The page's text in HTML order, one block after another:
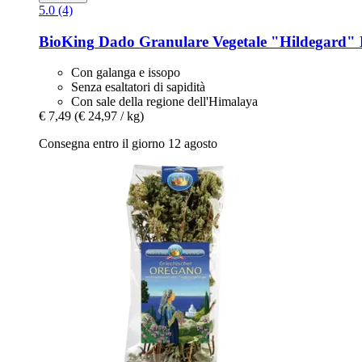
5.0 (4)
BioKing Dado Granulare Vegetale "Hildegard"
Con galanga e issopo
Senza esaltatori di sapidità
Con sale della regione dell'Himalaya
€ 7,49 (€ 24,97 / kg)
Consegna entro il giorno 12 agosto